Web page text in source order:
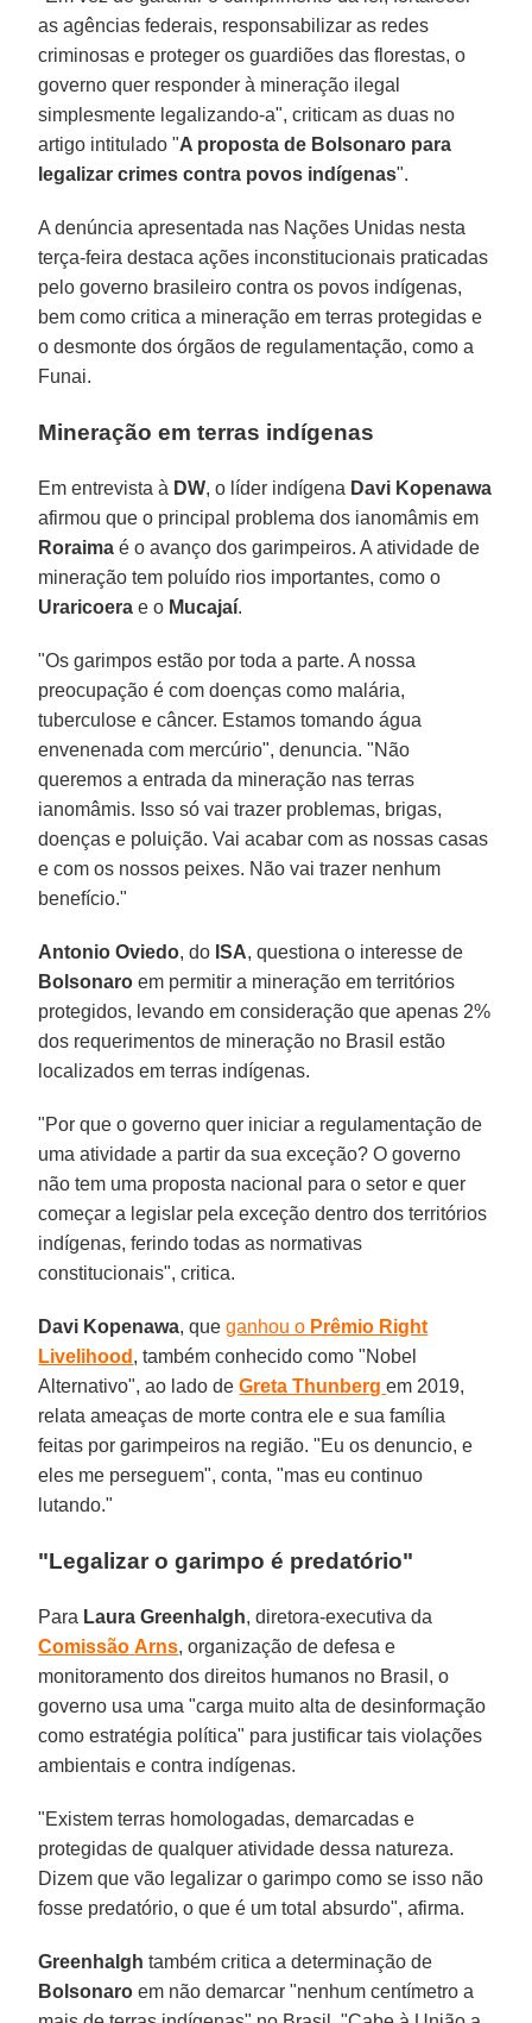
as agências federais, responsabilizar as redes
criminosas e proteger os guardiões das florestas, o
governo quer responder à mineração ilegal
simplesmente legalizando-a", criticam as duas no
artigo intitulado "A proposta de Bolsonaro para
legalizar crimes contra povos indígenas".
A denúncia apresentada nas Nações Unidas nesta
terça-feira destaca ações inconstitucionais praticadas
pelo governo brasileiro contra os povos indígenas,
bem como critica a mineração em terras protegidas e
o desmonte dos órgãos de regulamentação, como a
Funai.
Mineração em terras indígenas
Em entrevista à DW, o líder indígena Davi Kopenawa
afirmou que o principal problema dos ianomâmis em
Roraima é o avanço dos garimpeiros. A atividade de
mineração tem poluído rios importantes, como o
Uraricoera e o Mucajaí.
"Os garimpos estão por toda a parte. A nossa
preocupação é com doenças como malária,
tuberculose e câncer. Estamos tomando água
envenenada com mercúrio", denuncia. "Não
queremos a entrada da mineração nas terras
ianomâmis. Isso só vai trazer problemas, brigas,
doenças e poluição. Vai acabar com as nossas casas
e com os nossos peixes. Não vai trazer nenhum
benefício."
Antonio Oviedo, do ISA, questiona o interesse de
Bolsonaro em permitir a mineração em territórios
protegidos, levando em consideração que apenas 2%
dos requerimentos de mineração no Brasil estão
localizados em terras indígenas.
"Por que o governo quer iniciar a regulamentação de
uma atividade a partir da sua exceção? O governo
não tem uma proposta nacional para o setor e quer
começar a legislar pela exceção dentro dos territórios
indígenas, ferindo todas as normativas
constitucionais", critica.
Davi Kopenawa, queganhou o Prêmio Right
Livelihood , também conhecido como "Nobel
Alternativo", ao lado deGreta Thunberg em 2019,
relata ameaças de morte contra ele e sua família
feitas por garimpeiros na região. "Eu os denuncio, e
eles me perseguem", conta, "mas eu continuo
lutando."
"Legalizar o garimpo é predatório"
Para Laura Greenhalgh, diretora-executiva da
Comissão Arns, organização de defesa e
monitoramento dos direitos humanos no Brasil, o
governo usa uma "carga muito alta de desinformação
como estratégia política" para justificar tais violações
ambientais e contra indígenas.
"Existem terras homologadas, demarcadas e
protegidas de qualquer atividade dessa natureza.
Dizem que vão legalizar o garimpo como se isso não
fosse predatório, o que é um total absurdo", afirma.
Greenhalgh também critica a determinação de
Bolsonaro em não demarcar "nenhum centímetro a